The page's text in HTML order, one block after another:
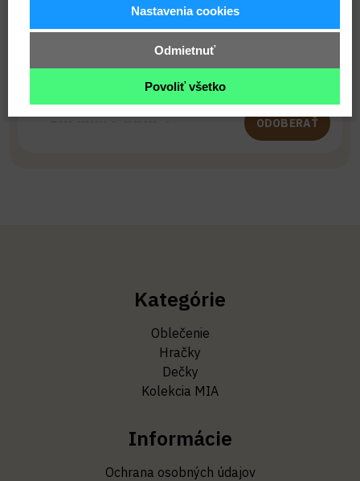
Prihláste sa na odber noviniek
Buďte prvý, kto to vie. Zaregistrujte sa na odber
noviniek ešte dnes
ODOBERAŤ
Kategórie
Oblečenie
Hračky
Dečky
Kolekcia MIA
Informácie
Ochrana osobných údajov
Nastavenia cookies
Odmietnuť
Povoliť všetko